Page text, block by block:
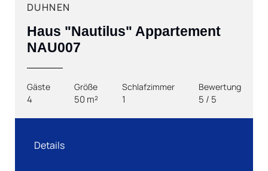
DUHNEN
Haus "Nautilus" Appartement
NAU007
Gäste
4
Größe
50 m²
Schlafzimmer
1
Bewertung
5 / 5
Details